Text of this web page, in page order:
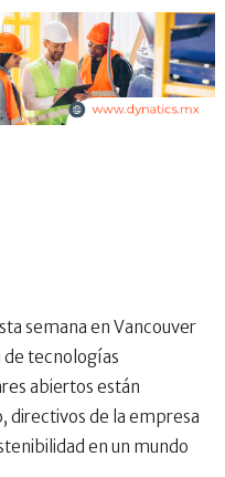
semana en Vancouver
de tecnologías
abiertos están
directivos de la empresa
en un mundo